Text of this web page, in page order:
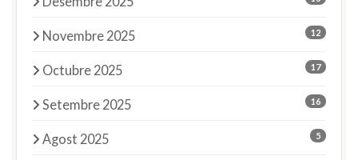
Novembre 2025 12
Octubre 2025 17
Setembre 2025 16
Agost 2025 5